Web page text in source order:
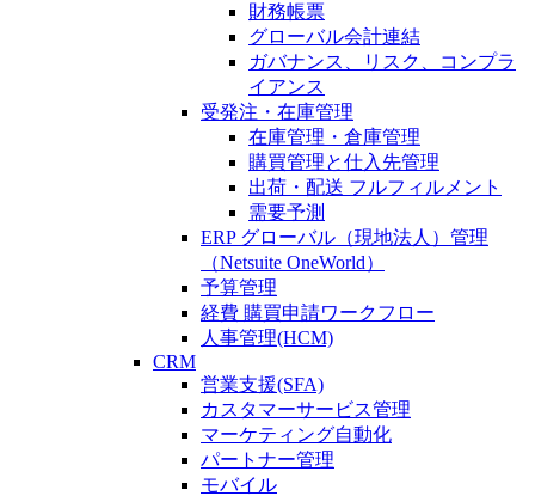
財務帳票
グローバル会計連結
ガバナンス、リスク、コンプラ
イアンス
受発注・在庫管理
在庫管理・倉庫管理
購買管理と仕入先管理
出荷・配送 フルフィルメント
需要予測
ERP グローバル（現地法人）管理
（Netsuite OneWorld）
予算管理
経費 購買申請ワークフロー
人事管理(HCM)
CRM
営業支援(SFA)
カスタマーサービス管理
マーケティング自動化
パートナー管理
モバイル